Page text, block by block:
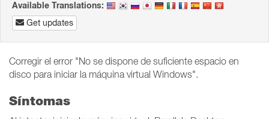
Available Translations:
Get updates
Corregir el error "No se dispone de suficiente espacio en
disco para iniciar la máquina virtual Windows".
Síntomas